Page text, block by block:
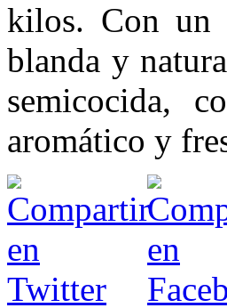
kilos. Con un
blanda y
semicocida,
aromático y